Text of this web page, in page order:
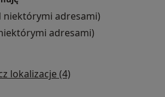
miesiączkowania,
plamieniami,
niektórymi adresami)
adresami)
lokalizacje (4)